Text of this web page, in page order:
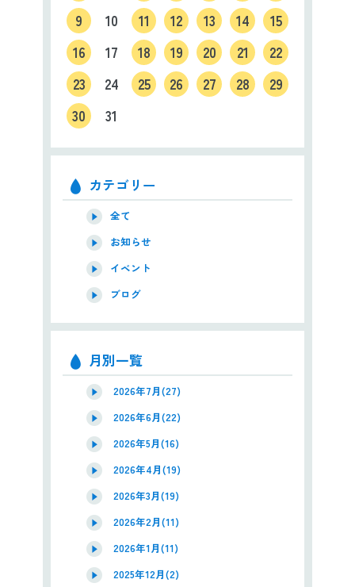
9
10 11 12 13 14
15
16
17 18 19 20 21
22
23
24 25 26 27 28
29
30
31
カテゴリー
全て
お知らせ
イベント
ブログ
月別一覧
2026年7月(27)
2026年6月(22)
2026年5月(16)
2026年4月(19)
2026年3月(19)
2026年2月(11)
2026年1月(11)
2025年12月(2)